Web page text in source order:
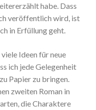
habe. Dass
veröffentlich wird, ist
in Erfüllung geht.
Ideen für neue
ich jede Gelegenheit
Papier zu bringen.
zweiten Roman in
die Charaktere